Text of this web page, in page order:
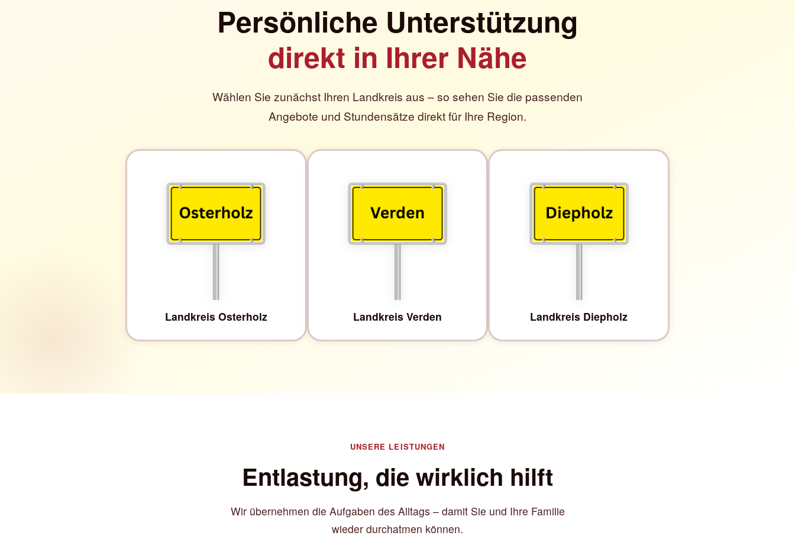
Persönliche Unterstützung
direkt in Ihrer Nähe
Wählen Sie zunächst Ihren Landkreis aus – so sehen Sie die passenden
Angebote und Stundensätze direkt für Ihre Region.
Landkreis Osterholz Landkreis Verden Landkreis Diepholz
UNSERE LEISTUNGEN
Entlastung, die wirklich hilft
Wir übernehmen die Aufgaben des Alltags – damit Sie und Ihre Familie
wieder durchatmen können.